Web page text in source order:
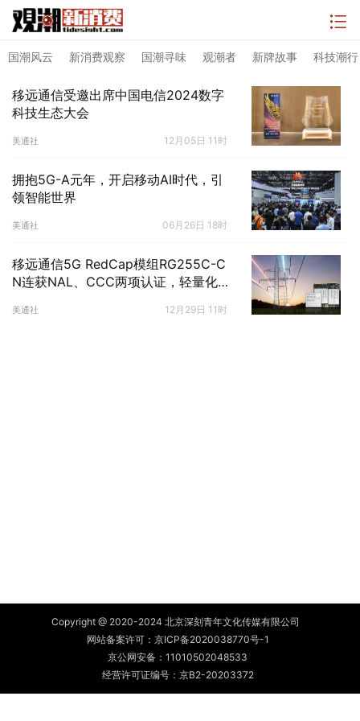
国潮风云 新消费观察 国潮寻味 观潮者 新牌故事 科技潮行
移远通信受邀出席中国电信2024数字
科技生态大会
美通社 12月05日 11时
拥抱5G-A元年，开启移动AI时代，引
领智能世界
美通社 06月26日 18时
移远通信5G RedCap模组RG255C-C
N连获NAL、CCC两项认证，轻量化5
美通社 12月29日 11时
Copyright @ 2020-2024 北京深刻青年文化传媒有限公司
网站备案许可： 京ICP备2020038770号-1
京公网安备： 11010502048533
经营许可证编号：京B2-20203372